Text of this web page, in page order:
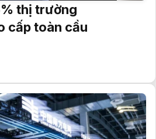
thị trường
cấp toàn cầu